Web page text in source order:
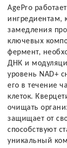
AgePro
ингредиентам,
замедления
ключевых
фермент,
ДНК и
уровень NAD+
его в течение
клеток.
очищать
защищает от
способствуют
уникальный